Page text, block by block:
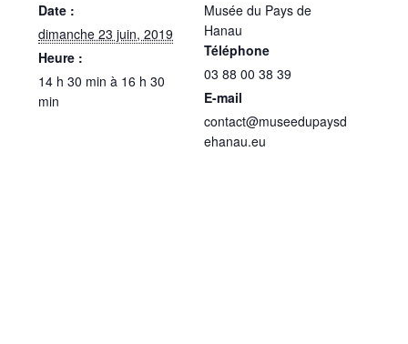
Date :
dimanche 23 juin, 2019
Heure :
14 h 30 min à 16 h 30
min
Musée du Pays de
Hanau
Téléphone
03 88 00 38 39
E-mail
contact@museedupaysd
ehanau.eu